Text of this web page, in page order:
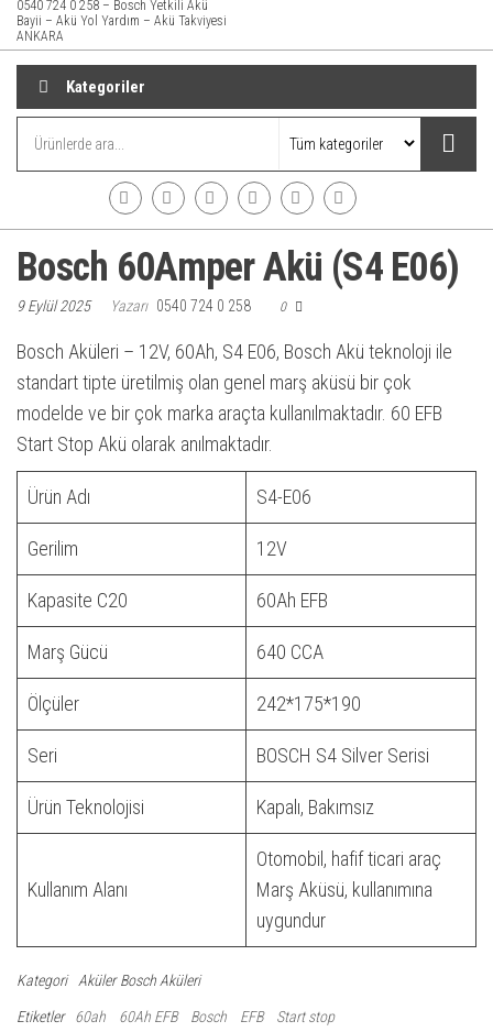
0540 724 0 258 – Bosch Yetkili Akü
Bayii – Akü Yol Yardım – Akü Takviyesi
ANKARA
Kategoriler
Bosch 60Amper Akü (S4 E06)
9 Eylül 2025 Yazarı 0540 724 0 258 0
Bosch Aküleri – 12V, 60Ah, S4 E06, Bosch Akü teknoloji ile
standart tipte üretilmiş olan genel marş aküsü bir çok
modelde ve bir çok marka araçta kullanılmaktadır. 60 EFB
Start Stop Akü olarak anılmaktadır.
Ürün Adı S4-E06
Gerilim 12V
Kapasite C20 60Ah EFB
Marş Gücü 640 CCA
Ölçüler 242*175*190
Seri BOSCH S4 Silver Serisi
Ürün Teknolojisi Kapalı, Bakımsız
Kullanım Alanı
Otomobil, hafif ticari araç
Marş Aküsü, kullanımına
uygundur
Kategori Aküler Bosch Aküleri
Etiketler 60ah 60Ah EFB Bosch EFB Start stop